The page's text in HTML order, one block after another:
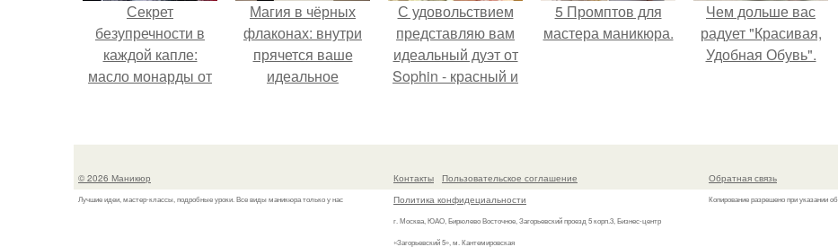
Секрет
безупречности в
каждой капле:
масло монарды от
Магия в чёрных
флаконах: внутри
прячется ваше
идеальное
С удовольствием
представляю вам
идеальный дуэт от
Sophin - красный и
номер 0262.
5 Промптов для
мастера маникюра.
Чем дольше вас
радует "Красивая,
Удобная Обувь".
© 2026 Маникюр
Лучшие идеи, мастер-классы, подробные уроки. Все виды маникюра только у нас
Контакты
Пользовательское соглашение
Политика конфидециальности
г. Москва, ЮАО, Бирюлево Восточное, Загорьевский проезд 5 корп.3, Бизнес-центр
«Загорьевский 5», м. Кантемировская
Обратная связь
Копирование разрешено при указании